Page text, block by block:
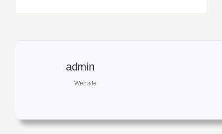
admin
Website